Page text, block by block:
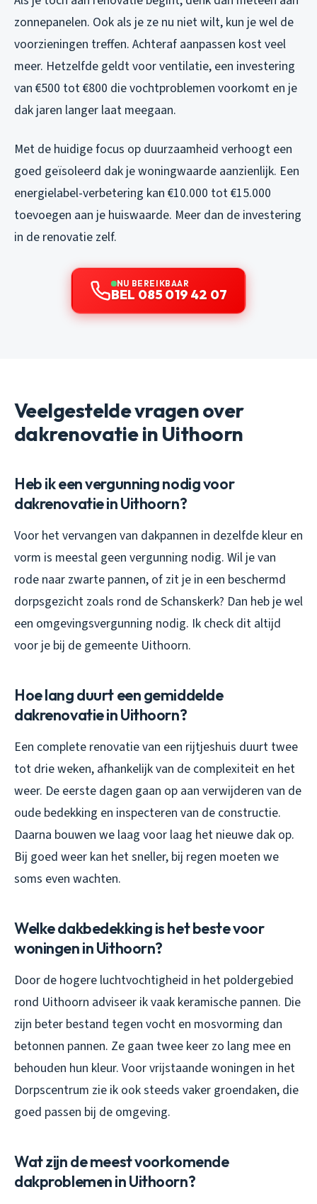
zonnepanelen. Ook als je ze nu niet wilt, kun je wel de
voorzieningen treffen. Achteraf aanpassen kost veel
meer. Hetzelfde geldt voor ventilatie, een investering
van €500 tot €800 die vochtproblemen voorkomt en je
dak jaren langer laat meegaan.
Met de huidige focus op duurzaamheid verhoogt een
goed geïsoleerd dak je woningwaarde aanzienlijk. Een
energielabel-verbetering kan €10.000 tot €15.000
toevoegen aan je huiswaarde. Meer dan de investering
in de renovatie zelf.
NU BEREIKBAAR
BEL 085 019 42 07
Veelgestelde vragen over
dakrenovatie in Uithoorn
Heb ik een vergunning nodig voor
dakrenovatie in Uithoorn?
Voor het vervangen van dakpannen in dezelfde kleur en
vorm is meestal geen vergunning nodig. Wil je van
rode naar zwarte pannen, of zit je in een beschermd
dorpsgezicht zoals rond de Schanskerk? Dan heb je wel
een omgevingsvergunning nodig. Ik check dit altijd
voor je bij de gemeente Uithoorn.
Hoe lang duurt een gemiddelde
dakrenovatie in Uithoorn?
Een complete renovatie van een rijtjeshuis duurt twee
tot drie weken, afhankelijk van de complexiteit en het
weer. De eerste dagen gaan op aan verwijderen van de
oude bedekking en inspecteren van de constructie.
Daarna bouwen we laag voor laag het nieuwe dak op.
Bij goed weer kan het sneller, bij regen moeten we
soms even wachten.
Welke dakbedekking is het beste voor
woningen in Uithoorn?
Door de hogere luchtvochtigheid in het poldergebied
rond Uithoorn adviseer ik vaak keramische pannen. Die
zijn beter bestand tegen vocht en mosvorming dan
betonnen pannen. Ze gaan twee keer zo lang mee en
behouden hun kleur. Voor vrijstaande woningen in het
Dorpscentrum zie ik ook steeds vaker groendaken, die
goed passen bij de omgeving.
Wat zijn de meest voorkomende
dakproblemen in Uithoorn?